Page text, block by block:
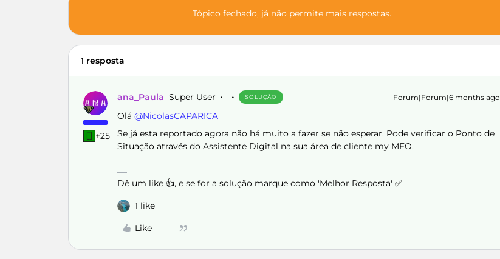
Tópico fechado, já não permite mais respostas.
1 resposta
+25
ana_Paula Super User SOLUÇÃO Forum|Forum|6 months ago
Olá ​ @NicolasCAPARICA
Se já esta reportado agora não há muito a fazer se não esperar. Pode verificar o Ponto de
Situação através do Assistente Digital na sua área de cliente my MEO.
Dê um like 👍, e se for a solução marque como 'Melhor Resposta' ✅
1 like
Like